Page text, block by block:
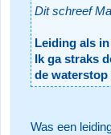
Dit schreef
Leiding als
Ik ga straks
de
Was een